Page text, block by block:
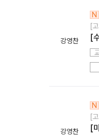
강영찬
N
[
[
강영찬
N
[
[